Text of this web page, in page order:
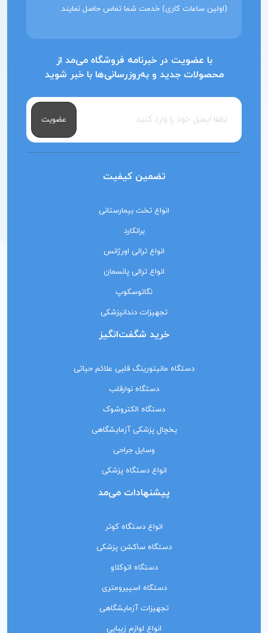
(اولین ساعات کاری) خدمت شما تماس حاصل نمایند.
با عضویت در خبرنامه فروشگاه می‌مد از
محصولات جدید و به‌روزرسانی‌ها با خبر شوید
عضویت
تضمین کیفیت
انواع تخت بیمارستانی
برانکارد
انواع ترالی اورژانس
انواع ترالی پانسمان
نگاتوسکوپ
تجهیزات دندانپزشکی
خرید شگفت‌انگیز
دستگاه مانیتورینگ‌ قلبی علائم حیاتی
دستگاه نوارقلب
دستگاه الکتروشوک
یخچال پزشکی آزمایشگاهی
وسایل جراحی
انواع دستگاه پزشکی
پیشنهادات می‌مد
انواع دستگاه کوتر
دستگاه ساکشن پزشکی
دستگاه اتوکلاو
دستگاه اسپیرومتری
تجهیزات آزمایشگاهی
انواع لوازم زیبایی